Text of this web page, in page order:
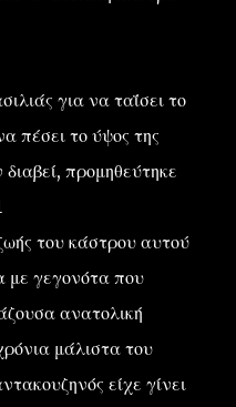
για να ταΐσει το
πέσει το ύψος της
προμηθεύτηκε
του κάστρου αυτού
με γεγονότα που
ανατολική
μάλιστα του
είχε γίνει